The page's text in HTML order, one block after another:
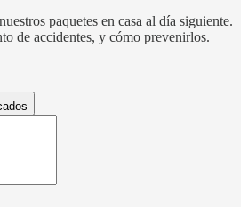
paquetes en casa al día siguiente.
de accidentes, y cómo prevenirlos.